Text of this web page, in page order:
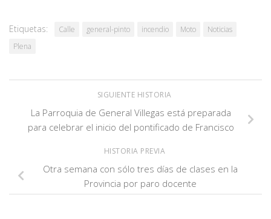
Etiquetas: Calle general-pinto incendio Moto
Noticias
Plena
SIGUIENTE HISTORIA
La Parroquia de General Villegas está preparada
para celebrar el inicio del pontificado de Francisco
HISTORIA PREVIA
Otra semana con sólo tres días de clases en la
Provincia por paro docente